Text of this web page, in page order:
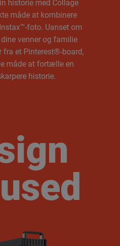
historie med Collage
måde at kombinere
foto. Uanset om
venner og familie
fra et Pinterest®-board,
måde at fortælle en
historie.